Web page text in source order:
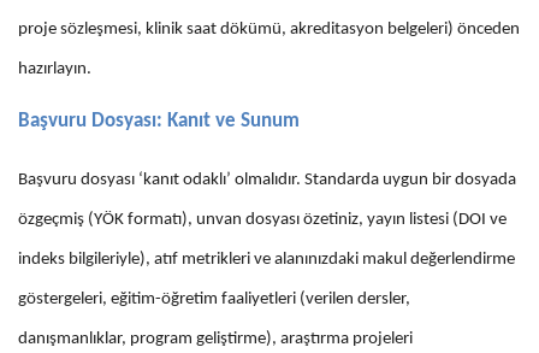
proje sözleşmesi, klinik saat dökümü, akreditasyon belgeleri) önceden
hazırlayın.
Başvuru Dosyası: Kanıt ve Sunum
Başvuru dosyası ‘kanıt odaklı’ olmalıdır. Standarda uygun bir dosyada
özgeçmiş (YÖK formatı), unvan dosyası özetiniz, yayın listesi (DOI ve
indeks bilgileriyle), atıf metrikleri ve alanınızdaki makul değerlendirme
göstergeleri, eğitim-öğretim faaliyetleri (verilen dersler,
danışmanlıklar, program geliştirme), araştırma projeleri